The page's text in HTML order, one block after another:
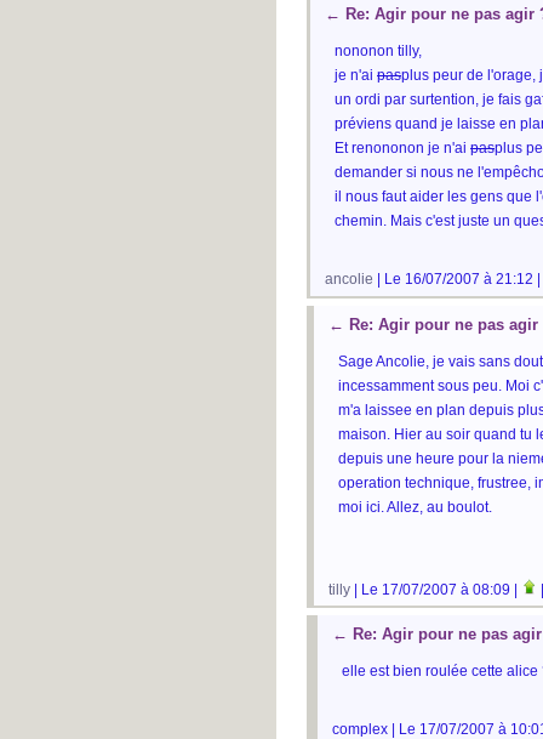
← Re: Agir pour ne pas agir
nononon tilly,
je n'ai pasplus peur de l'orage,
un ordi par surtention, je fais
préviens quand je laisse en
Et renononon je n'ai pasplus
demander si nous ne
il nous faut aider les gens que
chemin. Mais c'est juste un
ancolie | Le 16/07/2007 à 21:12 |
← Re: Agir pour ne pas agir
Sage Ancolie, je vais sans
incessamment sous peu. Moi
m'a laissee en plan depuis
maison. Hier au soir quand tu
depuis une heure pour la
operation technique, frustree,
moi ici. Allez, au boulot.
tilly | Le 17/07/2007 à 08:09 |
← Re: Agir pour ne pas
elle est bien roulée cette alice
complex | Le 17/07/2007 à